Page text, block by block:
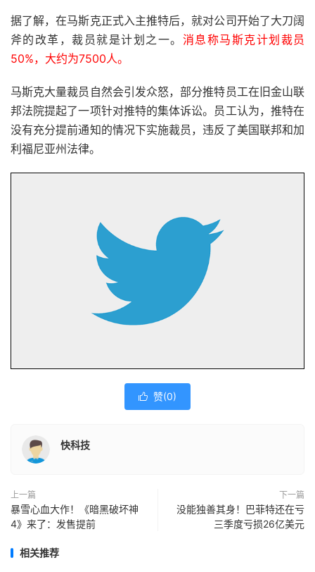
据了解，在马斯克正式入主推特后，就对公司开始了大刀阔
斧的改革，裁员就是计划之一。 消息称马斯克计划裁员
50%，大约为7500人。
马斯克大量裁员自然会引发众怒，部分推特员工在旧金山联
邦法院提起了一项针对推特的集体诉讼。员工认为，推特在
没有充分提前通知的情况下实施裁员，违反了美国联邦和加
利福尼亚州法律。
 赞(0)
快科技
上一篇
暴雪心血大作！《暗黑破坏神
4》来了：发售提前
下一篇
没能独善其身！巴菲特还在亏
三季度亏损26亿美元
相关推荐